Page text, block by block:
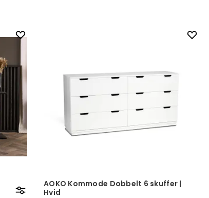
AOKO Kommode Dobbelt 6 skuffer |
Hvid